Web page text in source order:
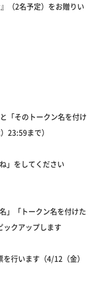
（2名予定）をお贈りい
「そのトークン名を付け
23:59まで）
」をしてください
」「トークン名を付けた
ックアップします
行います（4/12（金）